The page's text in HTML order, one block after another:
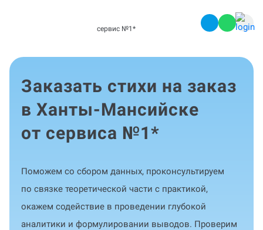
сервис №1 *
Заказать стихи на заказ
в Ханты-Мансийске
от сервиса №1*
Поможем со сбором данных, проконсультируем
по связке теоретической части с практикой,
окажем содействие в проведении глубокой
аналитики и формулировании выводов. Проверим